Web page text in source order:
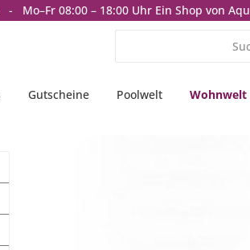
- Mo–Fr 08:00 – 18:00 Uhr Ein Shop von
Gutscheine Poolwelt Wohnwelt